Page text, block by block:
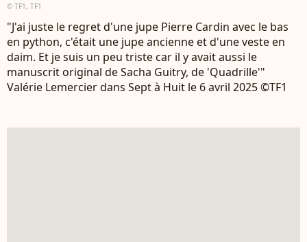
© TF1, TF1
"J'ai juste le regret d'une jupe Pierre Cardin avec le bas
en python, c'était une jupe ancienne et d'une veste en
daim. Et je suis un peu triste car il y avait aussi le
manuscrit original de Sacha Guitry, de 'Quadrille'"
Valérie Lemercier dans Sept à Huit le 6 avril 2025 ©TF1